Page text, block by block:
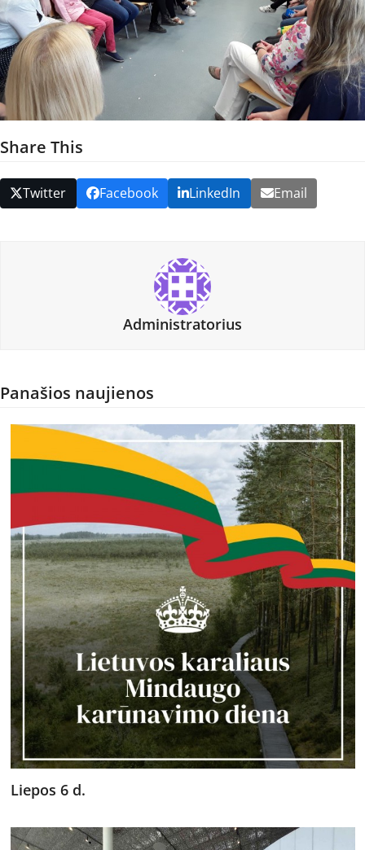
Share This
Twitter Facebook LinkedIn Email
Administratorius
Panašios naujienos
Liepos 6 d.